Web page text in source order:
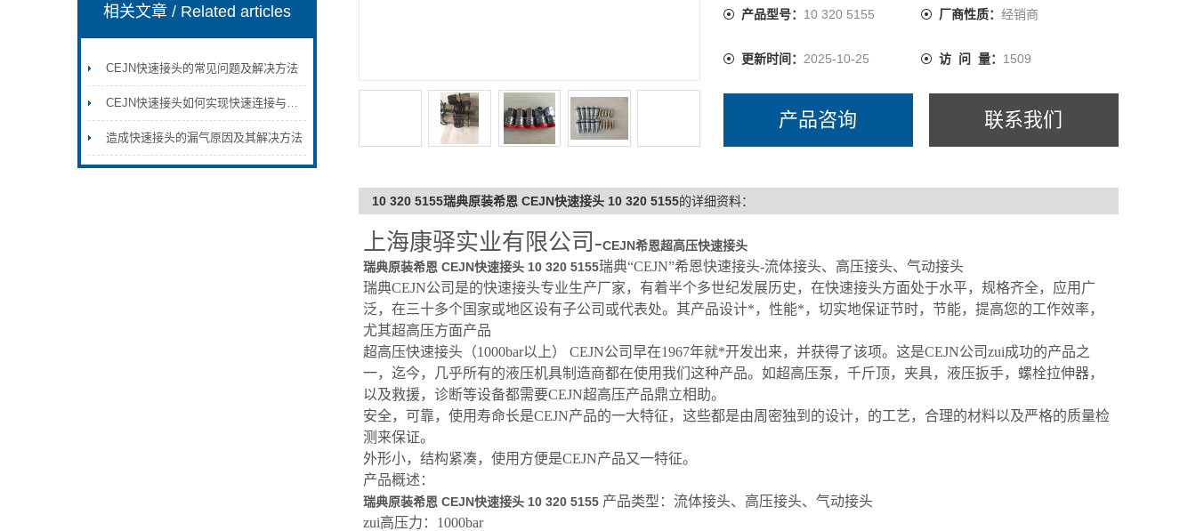
相关文章/ Related articles
CEJN快速接头的常见问题及解决方法
CEJN快速接头如何实现快速连接与断开
造成快速接头的漏气原因及其解决方法
产品型号： 10 320 5155 厂商性质： 经销商
更新时间： 2025-10-25 访 问 量： 1509
产品咨询 联系我们
10 320 5155瑞典原装希恩 CEJN快速接头 10 320 5155的详细资料：
上海康驿实业有限公司-CEJN希恩超高压快速接头
瑞典原装希恩 CEJN快速接头 10 320 5155瑞典“CEJN”希恩快速接头-流体接头、高压接头、气动接头
瑞典CEJN公司是的快速接头专业生产厂家，有着半个多世纪发展历史，在快速接头方面处于水平，规格齐全，应用广
泛，在三十多个国家或地区设有子公司或代表处。其产品设计*，性能*，切实地保证节时，节能，提高您的工作效率，
尤其超高压方面产品
超高压快速接头（1000bar以上） CEJN公司早在1967年就*开发出来，并获得了该项。这是CEJN公司zui成功的产品之
一，迄今，几乎所有的液压机具制造商都在使用我们这种产品。如超高压泵，千斤顶，夹具，液压扳手，螺栓拉伸器，
以及救援，诊断等设备都需要CEJN超高压产品鼎立相助。
安全，可靠，使用寿命长是CEJN产品的一大特征，这些都是由周密独到的设计，的工艺，合理的材料以及严格的质量检
测来保证。
外形小，结构紧凑，使用方便是CEJN产品又一特征。
产品概述：
瑞典原装希恩 CEJN快速接头 10 320 5155 产品类型：流体接头、高压接头、气动接头
zui高压力：1000bar